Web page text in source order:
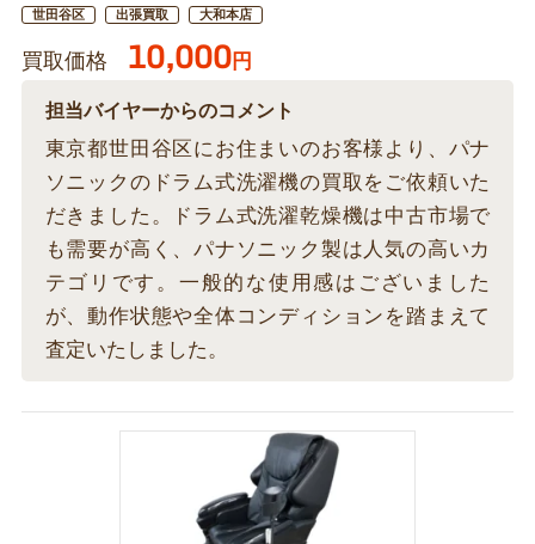
世田谷区 出張買取 大和本店
買取価格 10,000円
担当バイヤーからのコメント
東京都世田谷区にお住まいのお客様より、パナ
ソニックのドラム式洗濯機の買取をご依頼いた
だきました。ドラム式洗濯乾燥機は中古市場で
も需要が高く、パナソニック製は人気の高いカ
テゴリです。一般的な使用感はございました
が、動作状態や全体コンディションを踏まえて
査定いたしました。